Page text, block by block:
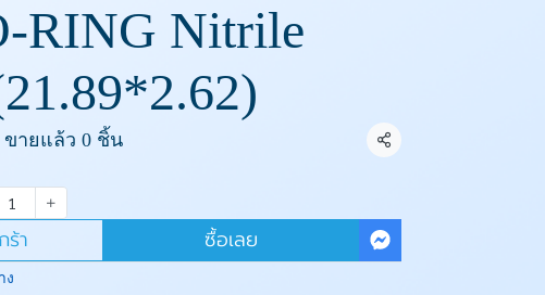
RING Nitrile
ขายแล้ว 0 ชิ้น แชร์
ร้า ซื้อเลย
ง